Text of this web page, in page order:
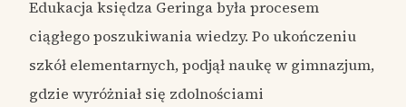
Edukacja księdza Geringa była procesem
ciągłego poszukiwania wiedzy. Po ukończeniu
szkół elementarnych, podjął naukę w gimnazjum,
gdzie wyróżniał się zdolnościami